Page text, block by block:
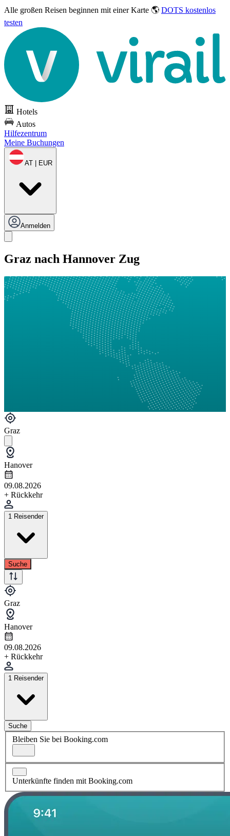
Alle großen Reisen beginnen mit einer Karte 🌎 DOTS kostenlos
testen
Hotels
Autos
Hilfezentrum
Meine Buchungen
AT | EUR
Anmelden
Graz nach Hannover Zug
Graz
Hanover
09.08.2026
+ Rückkehr
1 Reisender
Suche
Graz
Hanover
09.08.2026
+ Rückkehr
1 Reisender
Suche
Bleiben Sie bei Booking.com
Unterkünfte finden mit Booking.com